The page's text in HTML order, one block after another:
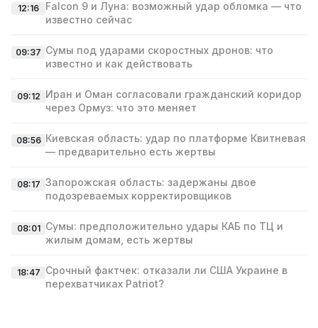
12:16
Falcon 9 и Луна: возможный удар обломка — что
известно сейчас
09:37 Сумы под ударами скоростных дронов: что
известно и как действовать
09:12 Иран и Оман согласовали гражданский коридор
через Ормуз: что это меняет
08:56 Киевская область: удар по платформе Квитневая
— предварительно есть жертвы
08:17 Запорожская область: задержаны двое
подозреваемых корректировщиков
08:01 Сумы: предположительно удары КАБ по ТЦ и
жилым домам, есть жертвы
18:47 Срочный фактчек: отказали ли США Украине в
перехватчиках Patriot?